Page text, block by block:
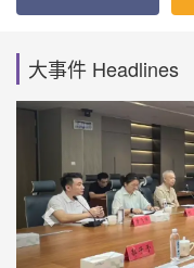
大事件 Headlines